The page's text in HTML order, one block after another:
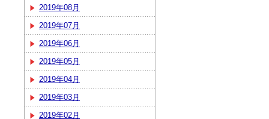
2019年08月
2019年07月
2019年06月
2019年05月
2019年04月
2019年03月
2019年02月